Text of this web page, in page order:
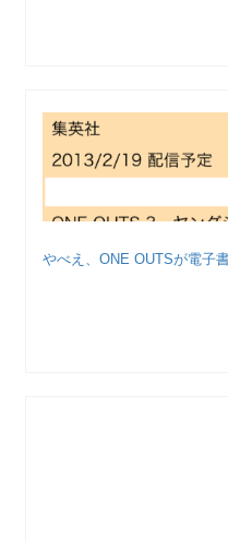
やべえ、ONE OUTSが電子